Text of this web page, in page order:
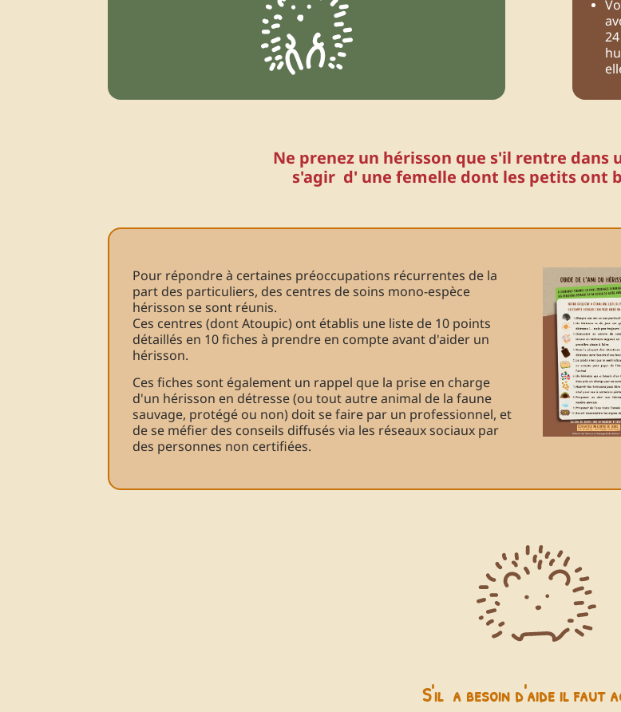
Ne prenez un hérisson que s'il rentre dans
s'agir d' une femelle dont les petits ont
Pour répondre à certaines préoccupations récurrentes de la
part des particuliers, des centres de soins mono-espèce
hérisson se sont réunis.
Ces centres (dont Atoupic) ont établis une liste de 10 points
détaillés en 10 fiches à prendre en compte avant d'aider un
hérisson.
Ces fiches sont également un rappel que la prise en charge
d'un hérisson en détresse (ou tout autre animal de la faune
sauvage, protégé ou non) doit se faire par un professionnel, et
de se méfier des conseils diffusés via les réseaux sociaux par
des personnes non certifiées.
S'il a besoin d'aide il faut